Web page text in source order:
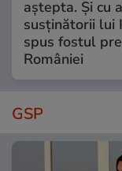
aștepta. Și cu
susținătorii lui
spus fostul
României
GSP